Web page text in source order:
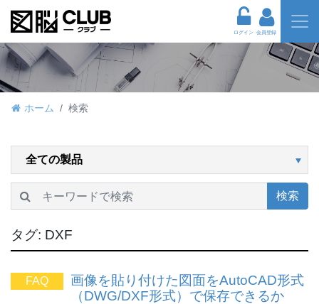
ログイン 会員登録
ホーム 検索
検索
タグ: DXF
FAQ
画像を貼り付けた図面をAutoCAD形式
（DWG/DXF形式）で保存できるか